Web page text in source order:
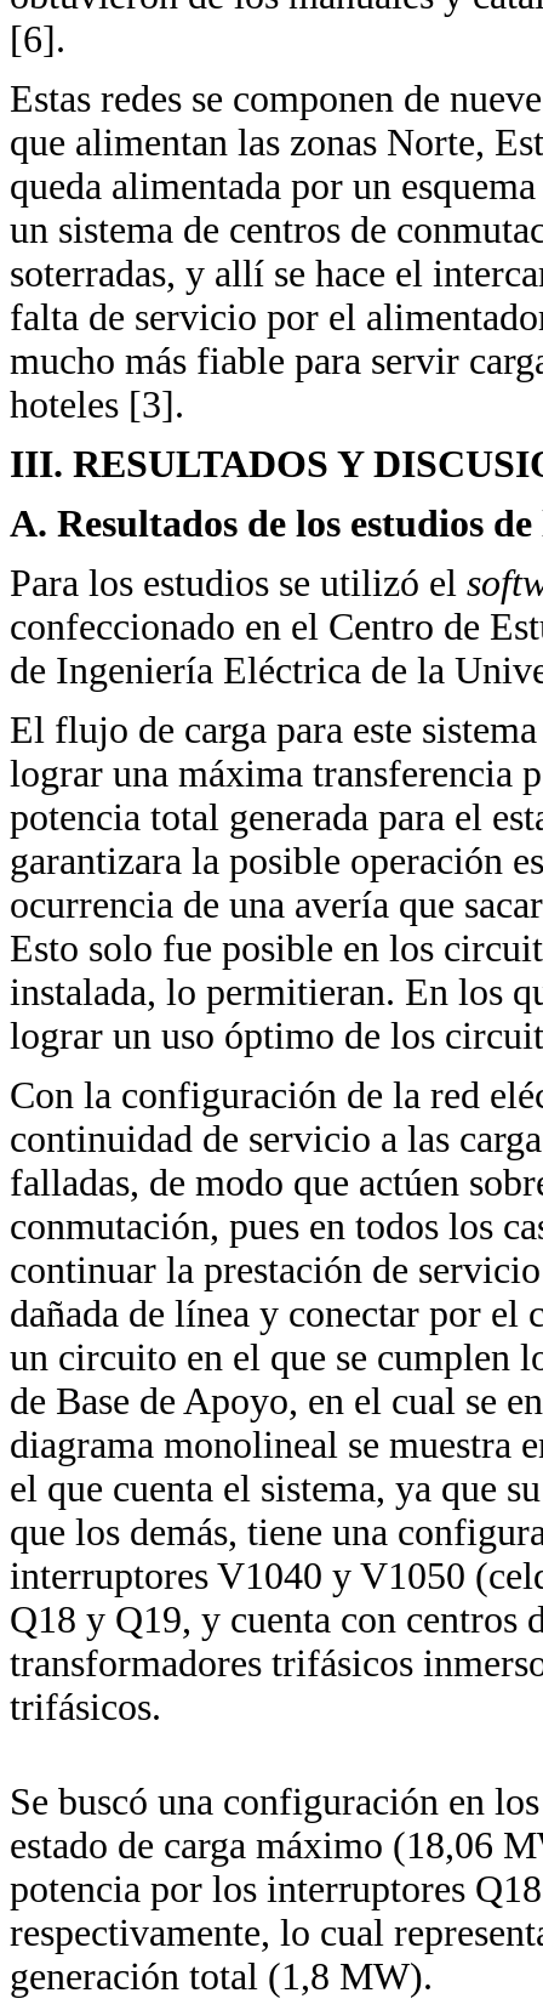
[6].
Estas redes se componen de
que alimentan las zonas Norte,
queda alimentada por un
un sistema de centros de
soterradas, y allí se hace el
falta de servicio por el
mucho más fiable para servir
hoteles [3].
III. RESULTADOS Y
A. Resultados de los estudios
Para los estudios se utilizó el
confeccionado en el Centro de
de Ingeniería Eléctrica de la
El flujo de carga para este
lograr una máxima transferencia
potencia total generada para el
garantizara la posible operación
ocurrencia de una avería que
Esto solo fue posible en los
instalada, lo permitieran. En los
lograr un uso óptimo de los
Con la configuración de la red
continuidad de servicio a las
falladas, de modo que actúen
conmutación, pues en todos los
continuar la prestación de
dañada de línea y conectar por
un circuito en el que se cumplen
de Base de Apoyo, en el cual se
diagrama monolineal se muestra
el que cuenta el sistema, ya que
que los demás, tiene una
interruptores V1040 y V1050
Q18 y Q19, y cuenta con centros
transformadores trifásicos
trifásicos.
Se buscó una configuración en
estado de carga máximo (18,06
potencia por los interruptores
respectivamente, lo cual
generación total (1,8 MW).